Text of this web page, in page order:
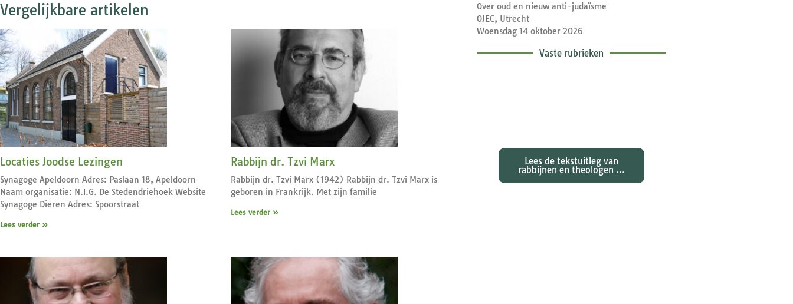
Vergelijkbare artikelen
Locaties Joodse Lezingen
Synagoge Apeldoorn Adres: Paslaan 18, Apeldoorn
Naam organisatie: N.I.G. De Stedendriehoek Website
Synagoge Dieren Adres: Spoorstraat
Lees verder »
Rabbijn dr. Tzvi Marx
Rabbijn dr. Tzvi Marx (1942) Rabbijn dr. Tzvi Marx is
geboren in Frankrijk. Met zijn familie
Lees verder »
Over oud en nieuw anti-judaïsme
OJEC, Utrecht
Woensdag 14 oktober 2026
Vaste rubrieken
Lees de tekstuitleg van
rabbijnen en theologen ...